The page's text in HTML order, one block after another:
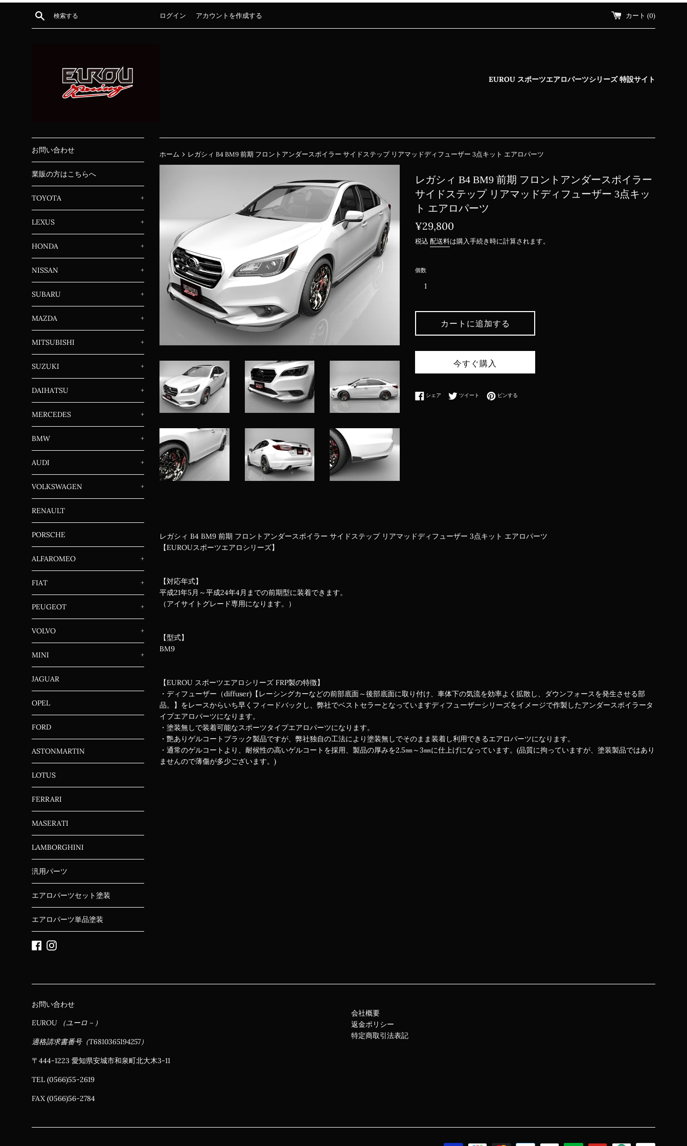
コ
検索する ログイン アカウントを作成する カート (0)
EUROU スポーツエアロパーツシリーズ 特設サイト
お問い合わせ
業販の方はこちらへ
TOYOTA +
LEXUS +
HONDA +
NISSAN +
SUBARU +
MAZDA +
MITSUBISHI +
SUZUKI +
DAIHATSU +
MERCEDES +
BMW +
AUDI +
VOLKSWAGEN +
RENAULT
PORSCHE
ALFAROMEO +
FIAT +
PEUGEOT +
VOLVO +
MINI +
JAGUAR
OPEL
FORD
ASTONMARTIN
LOTUS
FERRARI
MASERATI
LAMBORGHINI
汎用パーツ
エアロパーツセット塗装
エアロパーツ単品塗装
FacebookInstagram
ホーム › レガシィ B4 BM9 前期 フロントアンダースポイラー サイドステップ リアマッドディフューザー 3点キット エアロパーツ
レガシィ B4 BM9 前期 フロントアンダースポイラー
サイドステップ リアマッドディフューザー 3点キッ
ト エアロパーツ
通
価
¥29,800
税込 配送料は購入手続き時に計算されます。
個数
カートに追加する
今すぐ購入
シェア Facebookでシェアする
ツイート Twitterに投稿する
ピンする
レガシィ B4 BM9 前期 フロントアンダースポイラー サイドステップ リアマッドディフューザー 3点キット エアロパーツ
【EUROUスポーツエアロシリーズ】
【対応年式】
平成21年5月～平成24年4月までの前期型に装着できます。
（アイサイトグレード専用になります。）
【型式】
BM9
【EUROU スポーツエアロシリーズ FRP製の特徴】
・ディフューザー（diffuser)【レーシングカーなどの前部底面～後部底面に取り付け、車体下の気流を効率よく拡散し、ダウンフォースを発生させる部
品。】をレースからいち早くフィードバックし、弊社でベストセラーとなっていますディフューザーシリーズをイメージで作製したアンダースポイラータ
イプエアロパーツになります。
・塗装無しで装着可能なスポーツタイプエアロパーツになります。
・艶ありゲルコートブラック製品ですが、弊社独自の工法により塗装無しでそのまま装着し利用できるエアロパーツになります。
・通常のゲルコートより、耐候性の高いゲルコートを採用、製品の厚みを2.5㎜～3㎜に仕上げになっています。(品質に拘っていますが、塗装製品ではあり
ませんので薄傷が多少ございます。)
お問い合わせ
EUROU （ユーロ－）
適格請求書番号（T6810365194257）
〒444-1223 愛知県安城市和泉町北大木3-11
TEL (0566)55-2619
FAX (0566)56-2784
会社概要
返金ポリシー
特定商取引法表記